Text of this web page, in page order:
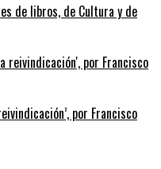
de libros, de Cultura y de
por Francisco